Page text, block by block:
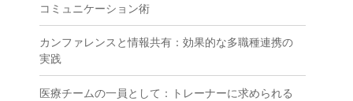
コミュニケーション術
カンファレンスと情報共有：効果的な多職種連携の
実践
医療チームの一員として：トレーナーに求められる